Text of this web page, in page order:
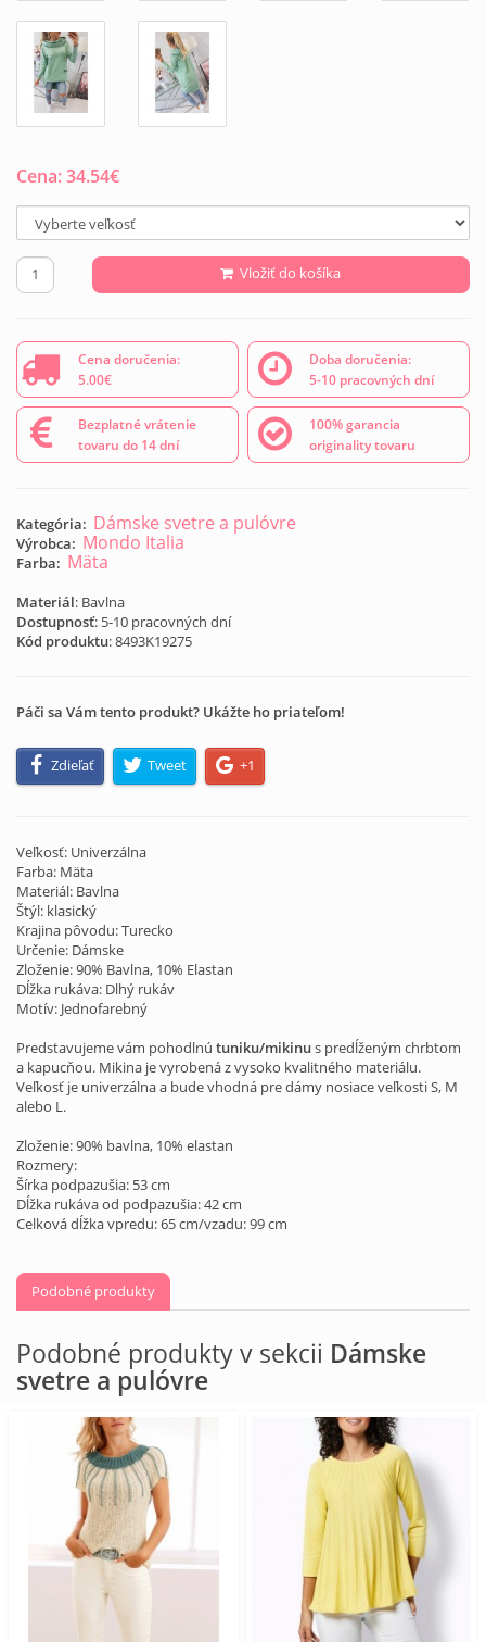
Cena:34.54€
Vložiť do košíka
Cena doručenia:
5.00€
Doba doručenia:
5-10 pracovných dní
Bezplatné vrátenie
tovaru do 14 dní
100% garancia
originality tovaru
Kategória: Dámske svetre a pulóvre
Výrobca: Mondo Italia
Farba: Mäta
Materiál: Bavlna
Dostupnosť: 5-10 pracovných dní
Kód produktu:8493K19275
Páči sa Vám tento produkt? Ukážte ho priateľom!
Zdieľať Tweet +1
Veľkosť: Univerzálna
Farba: Mäta
Materiál: Bavlna
Štýl: klasický
Krajina pôvodu: Turecko
Určenie: Dámske
Zloženie: 90% Bavlna, 10% Elastan
Dĺžka rukáva: Dlhý rukáv
Motív: Jednofarebný
Predstavujeme vám pohodlnú tuniku/mikinus predĺženým chrbtom
a kapucňou. Mikina je vyrobená z vysoko kvalitného materiálu.
Veľkosť je univerzálna a bude vhodná pre dámy nosiace veľkosti S, M
alebo L.
Zloženie: 90% bavlna, 10% elastan
Rozmery:
Šírka podpazušia: 53 cm
Dĺžka rukáva od podpazušia: 42 cm
Celková dĺžka vpredu: 65 cm/vzadu: 99 cm
Podobné produkty
Podobné produkty v sekcii Dámske
svetre a pulóvre